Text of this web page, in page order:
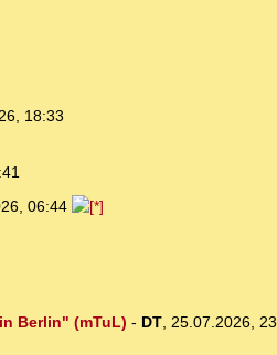
18:33
06:44
Berlin" (mTuL) - DT, 25.07.2026,